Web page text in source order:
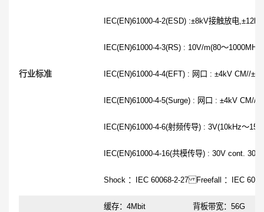
行业标准
IEC(EN)61000-4-2(ESD) :±8kV接触放电,±12kV
IEC(EN)61000-4-3(RS) : 10V/m(80～1000MHz
IEC(EN)61000-4-4(EFT) : 网口 : ±4kV CM//±
IEC(EN)61000-4-5(Surge) : 网口 : ±4kV CM//
IEC(EN)61000-4-6(射频传导) : 3V(10kHz～
IEC(EN)61000-4-16(共模传导) : 30V cont.
Shock ： IEC 60068-2-27 Freefall ： IEC
缓存： 4Mbit 背板带宽： 56G